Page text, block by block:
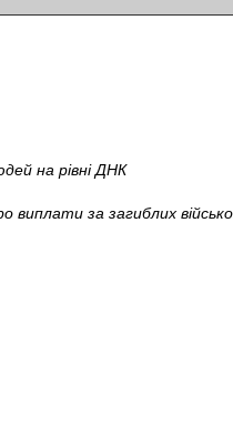
на рівні ДНК
за загиблих